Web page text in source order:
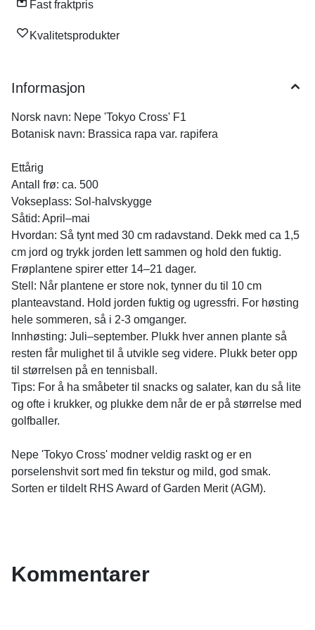
Fast fraktpris
Kvalitetsprodukter
Informasjon
Norsk navn: Nepe 'Tokyo Cross' F1
Botanisk navn: Brassica rapa var. rapifera
Ettårig
Antall frø: ca. 500
Vokseplass: Sol-halvskygge
Såtid: April–mai
Hvordan: Så tynt med 30 cm radavstand. Dekk med ca 1,5
cm jord og trykk jorden lett sammen og hold den fuktig.
Frøplantene spirer etter 14–21 dager.
Stell: Når plantene er store nok, tynner du til 10 cm
planteavstand. Hold jorden fuktig og ugressfri. For høsting
hele sommeren, så i 2-3 omganger.
Innhøsting: Juli–september. Plukk hver annen plante så
resten får mulighet til å utvikle seg videre. Plukk beter opp
til størrelsen på en tennisball.
Tips: For å ha småbeter til snacks og salater, kan du så lite
og ofte i krukker, og plukke dem når de er på størrelse med
golfballer.
Nepe 'Tokyo Cross' modner veldig raskt og er en
porselenshvit sort med fin tekstur og mild, god smak.
Sorten er tildelt RHS Award of Garden Merit (AGM).
Kommentarer